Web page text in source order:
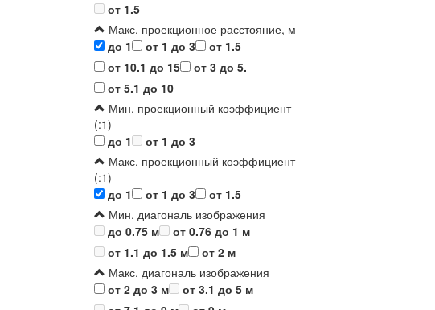
от 1.5
Макс. проекционное расстояние, м
до 1
от 1 до 3
от 1.5
от 10.1 до 15
от 3 до 5.
от 5.1 до 10
Мин. проекционный коэффициент
(:1)
до 1
от 1 до 3
Макс. проекционный коэффициент
(:1)
до 1
от 1 до 3
от 1.5
Мин. диагональ изображения
до 0.75 м
от 0.76 до 1 м
от 1.1 до 1.5 м
от 2 м
Макс. диагональ изображения
от 2 до 3 м
от 3.1 до 5 м